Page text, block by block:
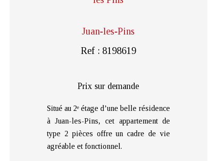
Juan-les-Pins
Ref : 8198619
Prix sur demande
Situé au 2ᵉ étage d’une belle résidence
à Juan-les-Pins, cet appartement de
type 2 pièces offre un cadre de vie
agréable et fonctionnel.